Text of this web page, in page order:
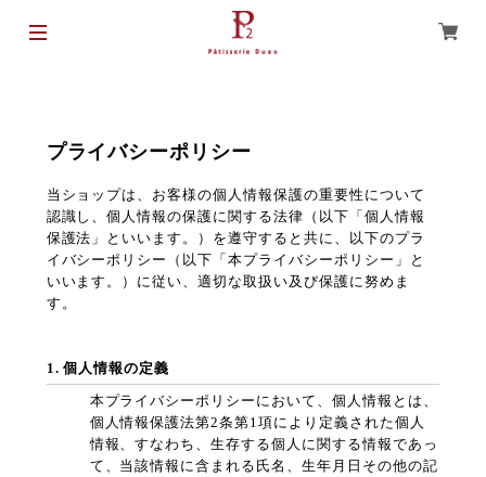
プライバシーポリシー
当ショップは、お客様の個人情報保護の重要性について
認識し、個人情報の保護に関する法律（以下「個人情報
保護法」といいます。）を遵守すると共に、以下のプラ
イバシーポリシー（以下「本プライバシーポリシー」と
いいます。）に従い、適切な取扱い及び保護に努めま
す。
1. 個人情報の定義
本プライバシーポリシーにおいて、個人情報とは、
個人情報保護法第2条第1項により定義された個人
情報、すなわち、生存する個人に関する情報であっ
て、当該情報に含まれる氏名、生年月日その他の記